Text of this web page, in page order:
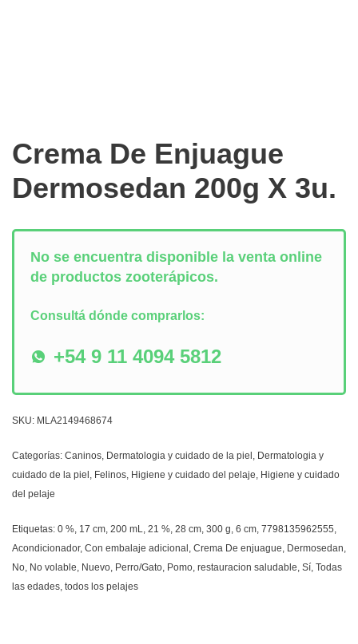
Crema De Enjuague
Dermosedan 200g X 3u.
No se encuentra disponible la venta online
de productos zooterápicos.
Consultá dónde comprarlos:
+54 9 11 4094 5812
SKU: MLA2149468674
Categorías: Caninos, Dermatologia y cuidado de la piel , Dermatologia y
cuidado de la piel , Felinos, Higiene y cuidado del pelaje, Higiene y cuidado
del pelaje
Etiquetas: 0 %, 17 cm, 200 mL, 21 %, 28 cm, 300 g, 6 cm, 7798135962555,
Acondicionador, Con embalaje adicional , Crema De enjuague, Dermosedan,
No, No volable, Nuevo, Perro/Gato, Pomo, restauracion saludable, Sí, Todas
las edades, todos los pelajes